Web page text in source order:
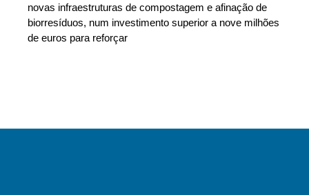
novas infraestruturas de compostagem e afinação de
biorresíduos, num investimento superior a nove milhões
de euros para reforçar